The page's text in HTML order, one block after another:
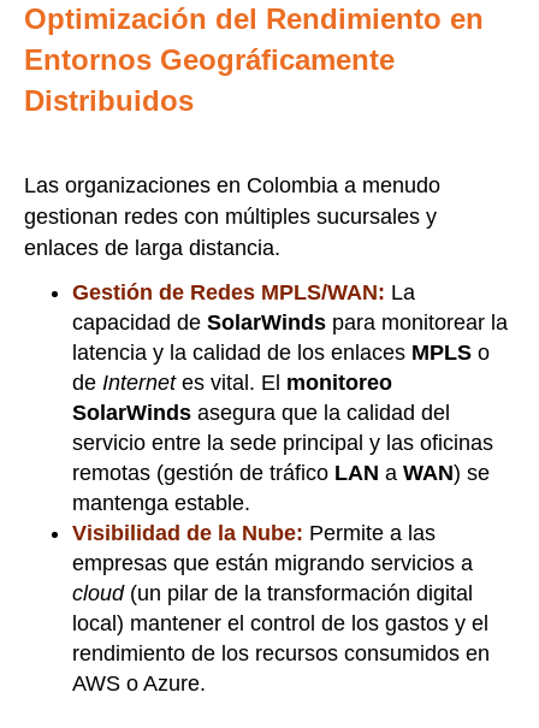
Optimización del Rendimiento en
Entornos Geográficamente
Distribuidos
Las organizaciones en Colombia a menudo
gestionan redes con múltiples sucursales y
enlaces de larga distancia.
Gestión de Redes MPLS/WAN: La
capacidad de SolarWinds para monitorear la
latencia y la calidad de los enlaces MPLS o
de Internetes vital. El monitoreo
SolarWinds asegura que la calidad del
servicio entre la sede principal y las oficinas
remotas (gestión de tráfico LAN a WAN) se
mantenga estable.
Visibilidad de la Nube: Permite a las
empresas que están migrando servicios a
cloud(un pilar de la transformación digital
local) mantener el control de los gastos y el
rendimiento de los recursos consumidos en
AWS o Azure.